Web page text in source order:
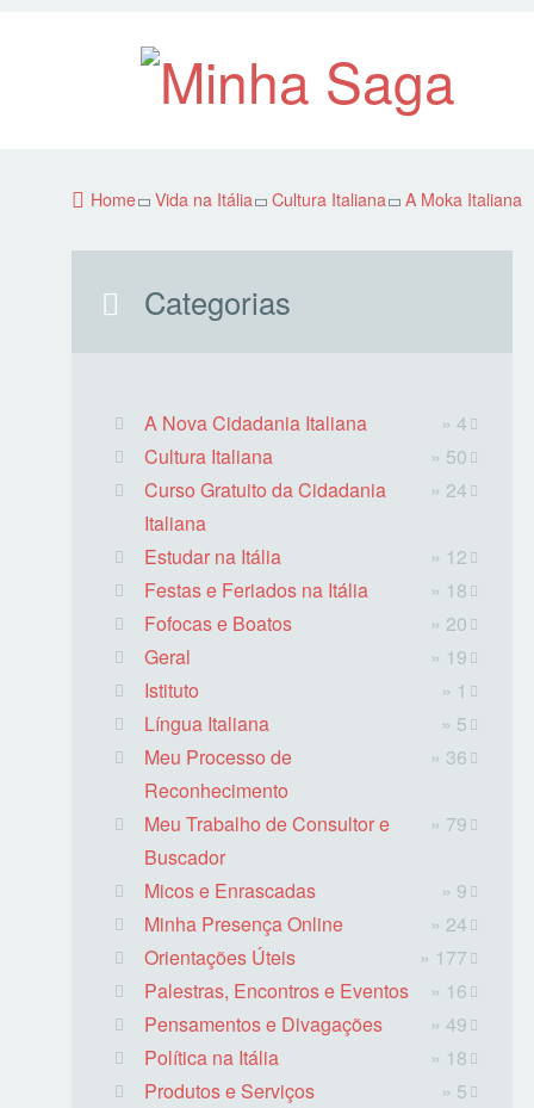
Home Vida na Itália Cultura Italiana A Moka Italiana
Categorias
A Nova Cidadania Italiana
» 4
Cultura Italiana
» 50
Curso Gratuito da Cidadania
Italiana
» 24
Estudar na Itália
» 12
Festas e Feriados na Itália
» 18
Fofocas e Boatos
» 20
Geral
» 19
Istituto
» 1
Língua Italiana
» 5
Meu Processo de
Reconhecimento
» 36
Meu Trabalho de Consultor e
Buscador
» 79
Micos e Enrascadas
» 9
Minha Presença Online
» 24
Orientações Úteis
» 177
Palestras, Encontros e Eventos
» 16
Pensamentos e Divagações
» 49
Política na Itália
» 18
Produtos e Serviços
» 5